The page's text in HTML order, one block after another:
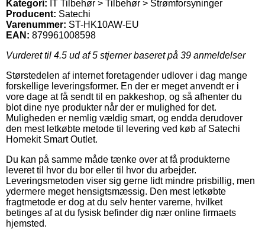
Kategori: IT Tilbehør > Tilbehør > Strømforsyninger
Producent: Satechi
Varenummer: ST-HK10AW-EU
EAN: 879961008598
Vurderet til 4.5 ud af 5 stjerner baseret på 39 anmeldelser
Størstedelen af internet foretagender udlover i dag mange
forskellige leveringsformer. En der er meget anvendt er i
vore dage at få sendt til en pakkeshop, og så afhenter du
blot dine nye produkter når der er mulighed for det.
Muligheden er nemlig vældig smart, og endda derudover
den mest letkøbte metode til levering ved køb af Satechi
Homekit Smart Outlet.
Du kan på samme måde tænke over at få produkterne
leveret til hvor du bor eller til hvor du arbejder.
Leveringsmetoden viser sig gerne lidt mindre prisbillig, men
ydermere meget hensigtsmæssig. Den mest letkøbte
fragtmetode er dog at du selv henter varerne, hvilket
betinges af at du fysisk befinder dig nær online firmaets
hjemsted.